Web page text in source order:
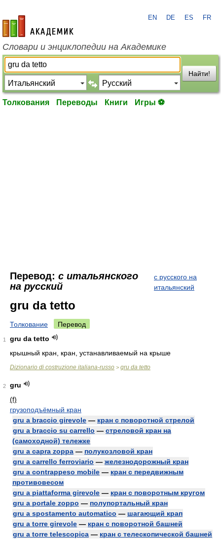
academic.ru
EN DE ES FR
Словари и энциклопедии на Академике
Найти!
Толкования Переводы Книги Игры ⚽
Перевод: с итальянского
на русский
с русского на
итальянский
gru da tetto
Толкование Перевод
1
gru da tetto
крышный кран, кран, устанавливаемый на крыше
Dizionario di costruzione italiana-russo > gru da tetto
2
gru
(f)
грузоподъёмный кран
gru a braccio girevole — кран с поворотной стрелой
gru a braccio su carrello — стреловой кран на
(самоходной) тележке
gru a capra zoppa — полукозловой кран
gru a carrello ferroviario — железнодорожный кран
gru a contrappeso mobile — кран с передвижным
противовесом
gru a piattaforma girevole — кран с поворотным кругом
gru a portale zoppo — полупортальный кран
gru a spostamento automatico — шагающий крап
gru a torre girevole — кран с поворотной башней
gru a torre telescopica — кран с телескопической башней